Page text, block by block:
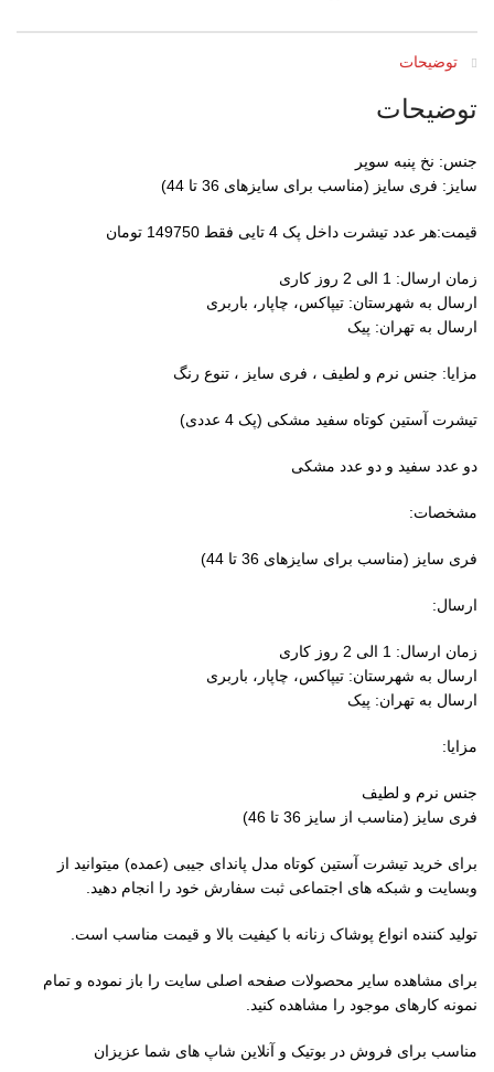
توضیحات
توضیحات
جنس: نخ پنبه سوپر
سایز: فری سایز (مناسب برای سایزهای 36 تا 44)
قیمت:هر عدد تیشرت داخل پک 4 تایی فقط 149750 تومان
زمان ارسال: 1 الی 2 روز کاری
ارسال به شهرستان: تیپاکس، چاپار، باربری
ارسال به تهران: پیک
مزایا: جنس نرم و لطیف ، فری سایز ، تنوع رنگ
تیشرت آستین کوتاه سفید مشکی (پک 4 عددی)
دو عدد سفید و دو عدد مشکی
مشخصات:
فری سایز (مناسب برای سایزهای 36 تا 44)
ارسال:
زمان ارسال: 1 الی 2 روز کاری
ارسال به شهرستان: تیپاکس، چاپار، باربری
ارسال به تهران: پیک
مزایا:
جنس نرم و لطیف
فری سایز (مناسب از سایز 36 تا 46)
برای خرید تیشرت آستین کوتاه مدل پاندای جیبی (عمده) میتوانید از
وبسایت و شبکه های اجتماعی ثبت سفارش خود را انجام دهید.
تولید کننده انواع پوشاک زنانه با کیفیت بالا و قیمت مناسب است.
برای مشاهده سایر محصولات صفحه اصلی سایت را باز نموده و تمام
نمونه کارهای موجود را مشاهده کنید.
مناسب برای فروش در بوتیک و آنلاین شاپ های شما عزیزان